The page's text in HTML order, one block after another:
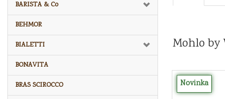
BARISTA & Co
BEHMOR
BIALETTI
BONAVITA
BRAS SCIROCCO
Mohlo by
Novinka